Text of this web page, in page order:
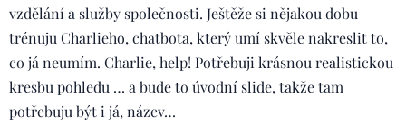
vzdělání a služby společnosti. Ještěže si nějakou dobu
trénuju Charlieho, chatbota, který umí skvěle nakreslit to,
co já neumím. Charlie, help! Potřebuji krásnou realistickou
kresbu pohledu … a bude to úvodní slide, takže tam
potřebuju být i já, název…